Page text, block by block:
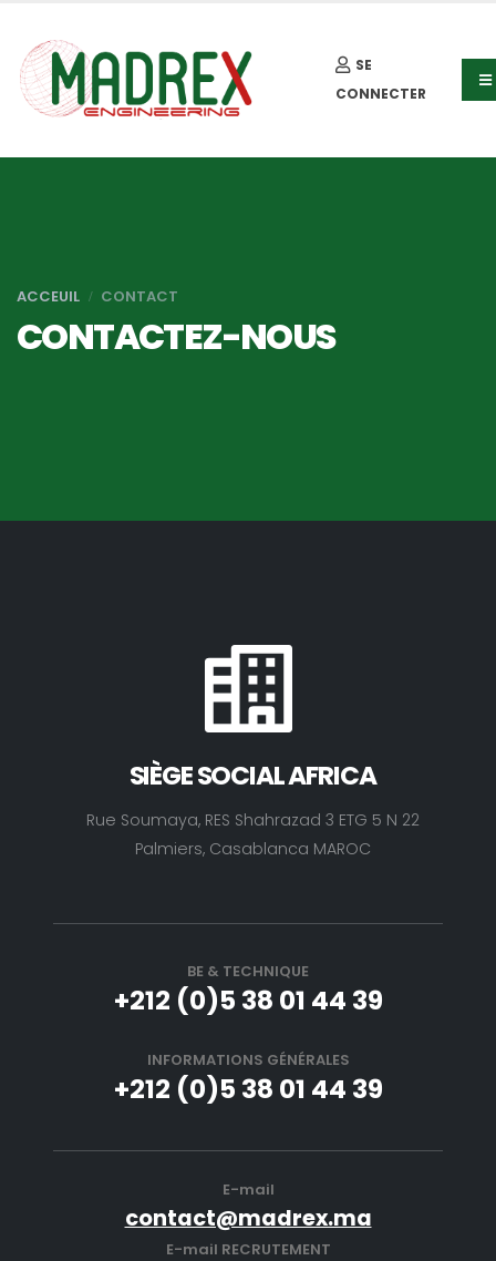
SE
CONNECTER
CONTACTEZ-NOUS
ACCEUIL CONTACT
SIÈGE SOCIAL AFRICA
Rue Soumaya, RES Shahrazad 3 ETG 5 N 22
Palmiers, Casablanca MAROC
BE & TECHNIQUE
+212 (0)5 38 01 44 39
INFORMATIONS GÉNÉRALES
+212 (0)5 38 01 44 39
E-mail
contact@madrex.ma
E-mail RECRUTEMENT